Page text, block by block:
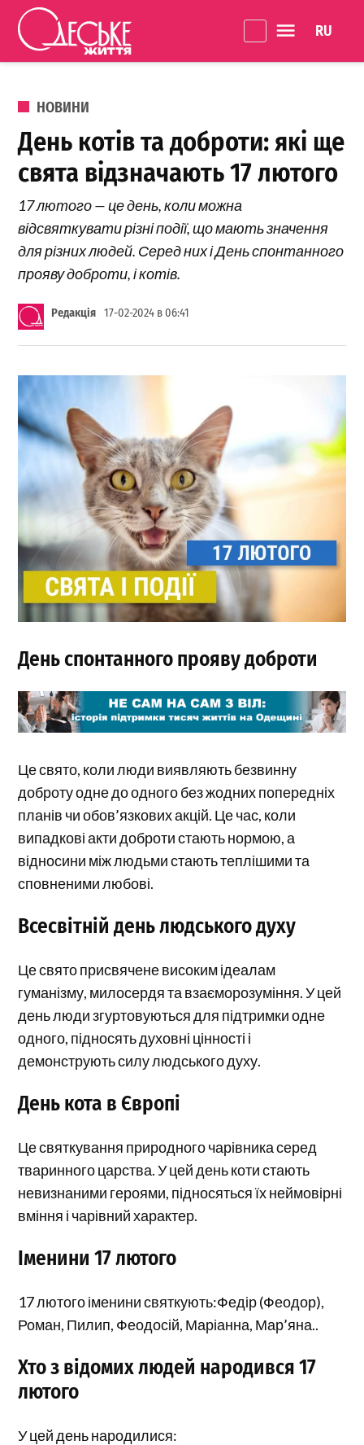
Перейти до вмісту
Життя
ОПУБЛІКОВАНО В
НОВИНИ
День котів та доброти: які ще
свята відзначають 17 лютого
17 лютого — це день, коли можна
відсвяткувати різні події, що мають значення
для різних людей. Серед них і День спонтанного
прояву доброти, і котів.
Редакція 17-02-2024 в 06:41
День спонтанного прояву доброти
Це свято, коли люди виявляють безвинну
доброту одне до одного без жодних попередніх
планів чи обов’язкових акцій. Це час, коли
випадкові акти доброти стають нормою, а
відносини між людьми стають теплішими та
сповненими любові.
Всесвітній день людського духу
Це свято присвячене високим ідеалам
гуманізму, милосердя та взаєморозуміння. У цей
день люди згуртовуються для підтримки одне
одного, підносять духовні цінності і
демонструють силу людського духу.
День кота в Європі
Це святкування природного чарівника серед
тваринного царства. У цей день коти стають
невизнаними героями, підносяться їх неймовірні
вміння і чарівний характер.
Іменини 17 лютого
17 лютого іменини святкують:Федір (Феодор),
Роман, Пилип, Феодосій, Маріанна, Мар’яна..
Хто з відомих людей народився 17
лютого
У цей день народилися: